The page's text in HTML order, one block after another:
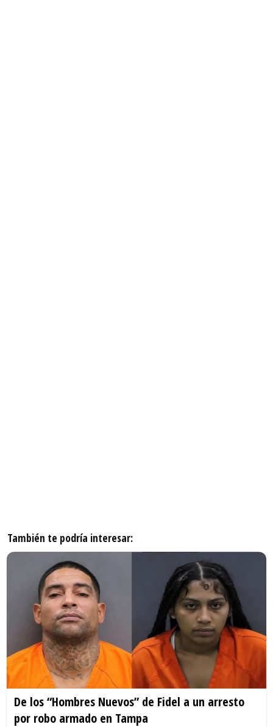
También te podría interesar:
De los “Hombres Nuevos” de Fidel a un arresto
por robo armado en Tampa